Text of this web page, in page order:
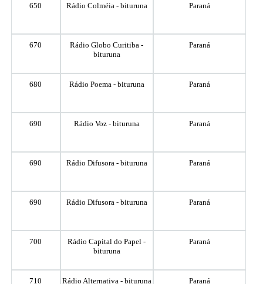
650 Rádio Colméia - bituruna Paraná
670
Rádio Globo Curitiba -
bituruna
Paraná
680 Rádio Poema - bituruna Paraná
690 Rádio Voz - bituruna Paraná
690 Rádio Difusora - bituruna Paraná
690 Rádio Difusora - bituruna Paraná
700
Rádio Capital do Papel -
bituruna
Paraná
710 Rádio Alternativa - bituruna Paraná